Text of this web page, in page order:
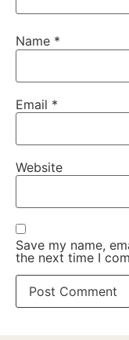
Name *
Email *
Website
Save my name,
the next time I